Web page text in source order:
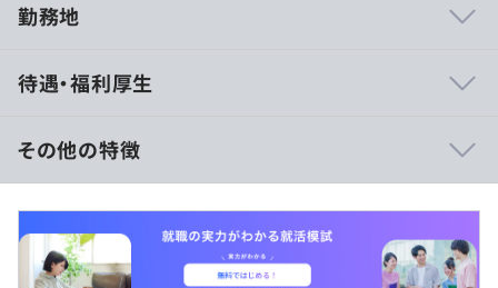
軟な働き方を推進しています。
評価します。
■少数精鋭だからこそのダイナミズム：意思決定が早く、
試行錯誤を歓迎する文化が根付いています。
■プロダクトへの愛着：AI技術を活用し、採用プロセスそ
のものを変革しようというモチベーションが高いメンバー
が集結しています。
勤務地
待遇・福利厚生
※ご経験とスキルにより決定いたします。
その他の特徴